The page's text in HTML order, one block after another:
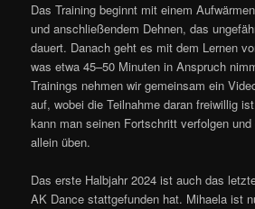
Das Training beginnt mit einem
und anschließendem Dehnen, das
dauert. Danach geht es mit dem Lernen
was etwa 45–50 Minuten in Anspruch
Trainings nehmen wir gemeinsam ein
auf, wobei die Teilnahme daran freiwillig
kann man seinen Fortschritt verfolgen und
allein üben.
Das erste Halbjahr 2024 ist auch das
AK Dance stattgefunden hat. Mihaela ist